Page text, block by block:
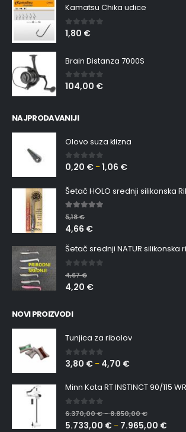
Kamatsu Chika udice
0 out of 5
1,80 €
Brain Distanza 7000S
0out of 5
104,00 €
NAJPRODAVANIJI
Olovo suza klizna
0 out of 5
0,20 € –1,06 €
5.00out of 5
5,18€
4,66 €
0 out of 5
4,67€
4,20 €
NOVI PROIZVODI
Tunjica za ribolov
0 out of 5
3,80 € – 4,70 €
Minn Kota RT INSTINCT 90/115
0 out of 5
6.370,00€–8.850,00€
5.733,00 € – 7.965,00 €